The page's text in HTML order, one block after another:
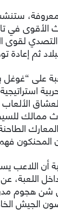
الأقوى في
لقوى
ثم إعادة
على “غوغل
الألعاب
ممالك
المحنكون
أن اللاعب
داخل
شن هجوم
الجيش